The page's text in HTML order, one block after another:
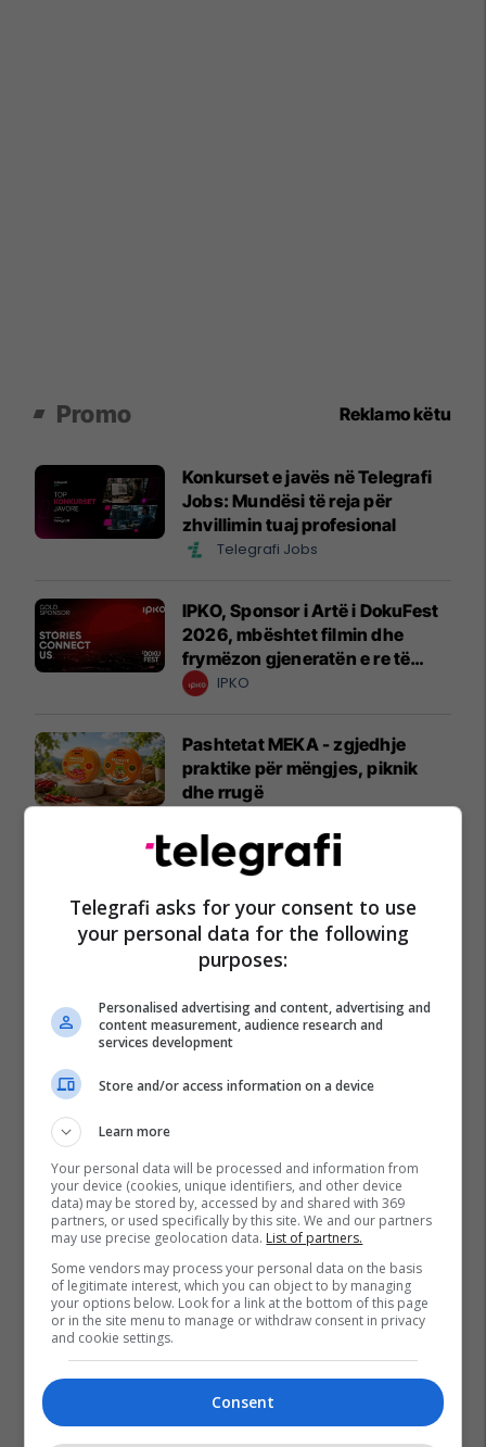
Promo Reklamo këtu
Konkurset e javës në Telegrafi
Jobs: Mundësi të reja për
zhvillimin tuaj profesional
Telegrafi Jobs
IPKO, Sponsor i Artë i DokuFest
2026, mbështet filmin dhe
frymëzon gjeneratën e re të
krijuesve
IPKO
Pashtetat MEKA - zgjedhje
praktike për mëngjes, piknik
dhe rrugë
A po don me rrnu n’deti?
Kursimet mund t’ju sjellin një
banesë
Telegrafi asks for your consent to use
your personal data for the following
purposes:
Personalised advertising and content, advertising and
content measurement, audience research and
services development
Store and/or access information on a device
Learn more
Your personal data will be processed and information from
your device (cookies, unique identifiers, and other device
data) may be stored by, accessed by and shared with 369
partners, or used specifically by this site. We and our partners
may use precise geolocation data. List of partners.
Some vendors may process your personal data on the basis
of legitimate interest, which you can object to by managing
your options below. Look for a link at the bottom of this page
or in the site menu to manage or withdraw consent in privacy
and cookie settings.
Consent